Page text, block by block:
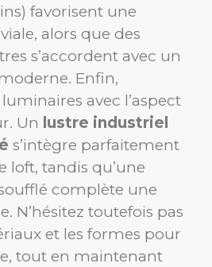
favorisent une
alors que des
s’accordent avec un
Enfin,
avec l’aspect
Un lustre industriel
s’intègre parfaitement
loft, tandis qu’une
complète une
N’hésitez toutefois pas
et les formes pour
tout en maintenant